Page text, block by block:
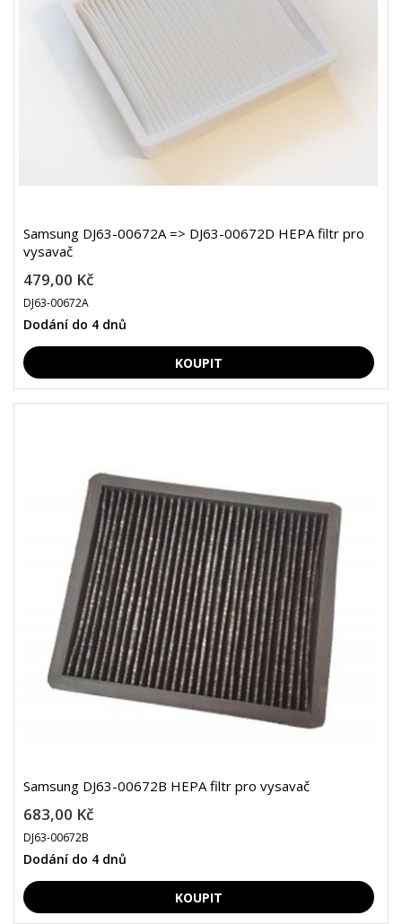
Samsung DJ63-00672A => DJ63-00672D HEPA filtr pro
vysavač
479,00 Kč
DJ63-00672A
Dodání do 4 dnů
Samsung DJ63-00672B HEPA filtr pro vysavač
683,00 Kč
DJ63-00672B
Dodání do 4 dnů